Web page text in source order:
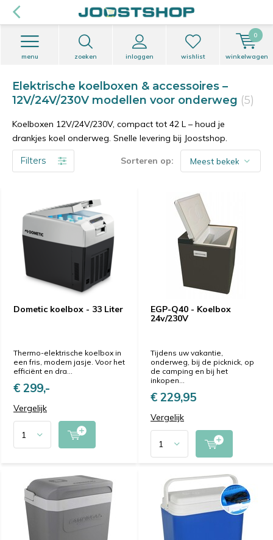
zoeken inloggen
menu wishlist winkelwagen
0
Elektrische koelboxen & accessoires –
12V/24V/230V modellen voor onderweg (5)
Koelboxen 12V/24V/230V, compact tot 42 L – houd je
drankjes koel onderweg. Snelle levering bij Joostshop.
Filters Sorteren op:
Dometic koelbox - 33 Liter
Thermo-elektrische koelbox in
een fris, modern jasje. Voor het
efficiënt en dra...
€ 299,-
Vergelijk
EGP-Q40 - Koelbox
24v/230V
Tijdens uw vakantie,
onderweg, bij de picknick, op
de camping en bij het
inkopen...
€ 229,95
Vergelijk